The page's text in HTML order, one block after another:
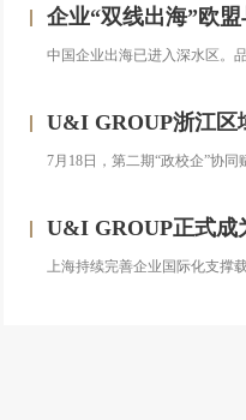
企业“双线出海”欧盟与东南亚
中国企业出海已进入深水区。
U&I GROUP浙江区域受邀参与台州
7月18日，第二期“政校企”协同
U&I GROUP正式成为上
上海持续完善企业国际化支撑